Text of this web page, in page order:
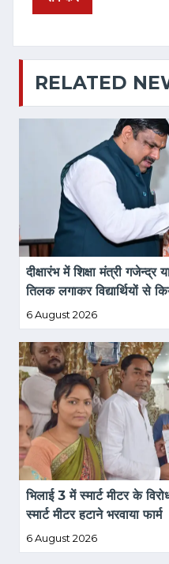
RELATED
दीक्षारंभ में शिक्षा मंत्री
तिलक लगाकर विद्यार्थियों से
6 August 2026
भिलाई 3 में स्मार्ट मीटर के
स्मार्ट मीटर हटाने भरवाया फार्म
6 August 2026